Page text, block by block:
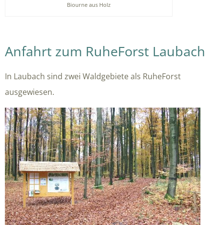
Biourne aus Holz
Anfahrt zum RuheForst Laubach
In Laubach sind zwei Waldgebiete als RuheForst
ausgewiesen.